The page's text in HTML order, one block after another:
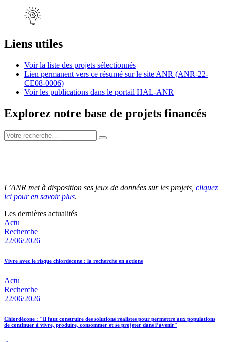
Liens utiles
Voir la liste des projets sélectionnés
Lien permanent vers ce résumé sur le site ANR (ANR-22-
CE08-0006)
Voir les publications dans le portail HAL-ANR
Explorez notre base de projets financés
L’ANR met à disposition ses jeux de données sur les projets, cliquez
ici pour en savoir plus.
Les dernières actualités
Actu
Recherche
22/06/2026
Vivre avec le risque chlordécone : la recherche en actions
Actu
Recherche
22/06/2026
Chlordécone : "Il faut construire des solutions réalistes pour permettre aux populations
de continuer à vivre, produire, consommer et se projeter dans l’avenir"